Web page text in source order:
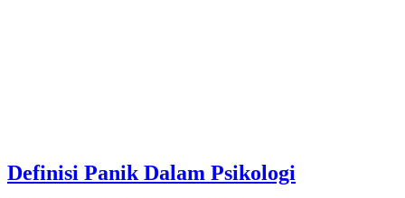
Definisi Panik Dalam Psikologi